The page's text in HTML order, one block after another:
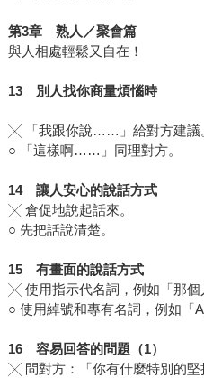
第3章 熟人 ／聚會篇
與人相處輕鬆又自在！
13 別人找你商量煩惱時
╳ 「我跟你說……」給對方建議
○ 「這樣啊……」同理對方。
14
讓人安心的說話方式
╳ 倉促地說起話來。
○ 先把話說清楚。
15
有畫面的說話方式
╳ 使用指示代名詞，例如「那個
○ 使用綽號和專有名詞，例如「A
16 容易回答的問題（1）
╳ 問對方：「你有什麼特別的堅